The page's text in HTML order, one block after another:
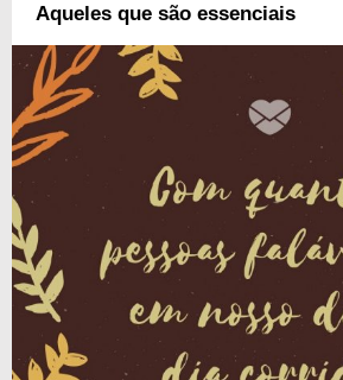
Aqueles que são essenciais